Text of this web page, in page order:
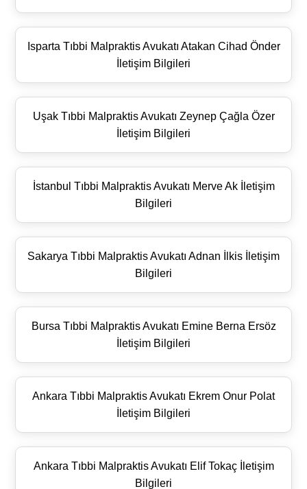
Isparta Tıbbi Malpraktis Avukatı Atakan Cihad Önder
İletişim Bilgileri
Uşak Tıbbi Malpraktis Avukatı Zeynep Çağla Özer
İletişim Bilgileri
İstanbul Tıbbi Malpraktis Avukatı Merve Ak İletişim
Bilgileri
Sakarya Tıbbi Malpraktis Avukatı Adnan İlkis İletişim
Bilgileri
Bursa Tıbbi Malpraktis Avukatı Emine Berna Ersöz
İletişim Bilgileri
Ankara Tıbbi Malpraktis Avukatı Ekrem Onur Polat
İletişim Bilgileri
Ankara Tıbbi Malpraktis Avukatı Elif Tokaç İletişim
Bilgileri